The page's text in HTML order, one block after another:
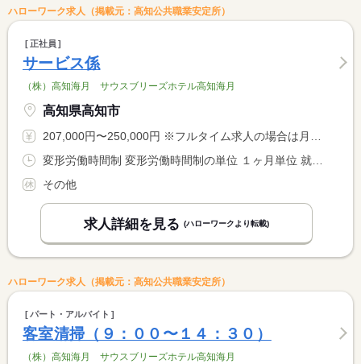
ハローワーク求人（掲載元：高知公共職業安定所）
正社員
サービス係
（株）高知海月 サウスブリーズホテル高知海月
高知県高知市
207,000円〜250,000円 ※フルタイム求人の場合は月額（換算額）、パート求人の場合は時間額を表示しています。
その他
求人詳細を見る (ハローワークより転載)
ハローワーク求人（掲載元：高知公共職業安定所）
パート・アルバイト
客室清掃（９：００〜１４：３０）
（株）高知海月 サウスブリーズホテル高知海月